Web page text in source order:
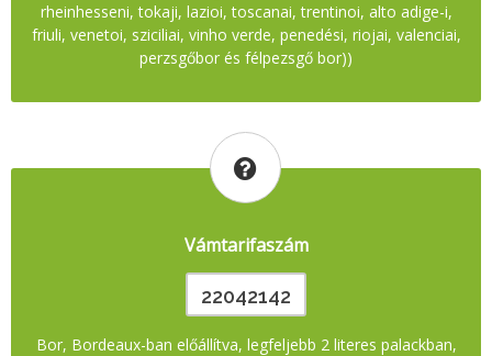
rheinhesseni, tokaji, lazioi, toscanai, trentinoi, alto adige-i,
friuli, venetoi, sziciliai, vinho verde, penedési, riojai, valenciai,
perzsgőbor és félpezsgő bor))
Vámtarifaszám
22042142
Bor, Bordeaux-ban előállítva, legfeljebb 2 literes palackban,